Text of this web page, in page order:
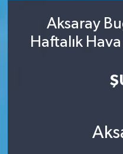
Aksaray
Haftalık
Süper Lig Puan